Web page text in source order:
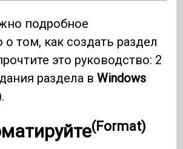
подробное
о том, как создать раздел
это руководство: 2
раздела вWindows
(Format)